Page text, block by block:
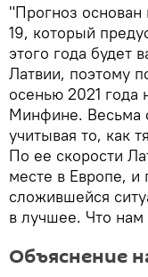
"Прогноз основан
19, который
этого года будет
Латвии, поэтому
осенью 2021 года
Минфине. Весьма
учитывая то, как
По ее скорости
месте в Европе, и
сложившейся
в лучшее. Что нам
Объяснение